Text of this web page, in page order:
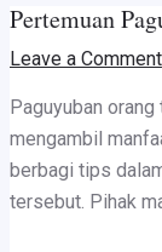
Pertemuan
Leave a Comment
Paguyuban
mengambil
berbagi tips
tersebut. Pihak